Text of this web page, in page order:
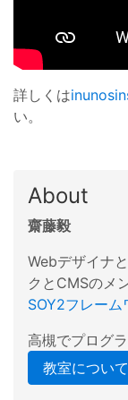
詳しくは
い。
About
齋藤毅
Webデザイナ
クとCMSのメ
SOY2フレーム
高槻でプログ
教室について